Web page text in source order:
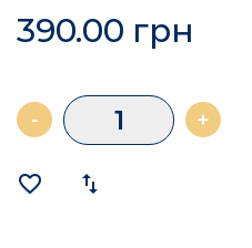
390.00 грн
- +
favorite_border import_export